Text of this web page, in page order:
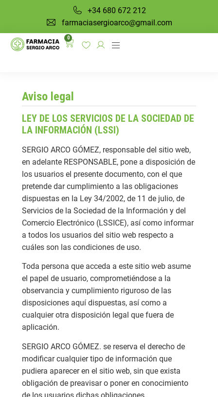
+34 680 672 212
farmaciasergioarco@gmail.com
0
Aviso legal
LEY DE LOS SERVICIOS DE LA SOCIEDAD DE
LA INFORMACIÓN (LSSI)
SERGIO ARCO GÓMEZ, responsable del sitio web,
en adelante RESPONSABLE, pone a disposición de
los usuarios el presente documento, con el que
pretende dar cumplimiento a las obligaciones
dispuestas en la Ley 34/2002, de 11 de julio, de
Servicios de la Sociedad de la Información y del
Comercio Electrónico (LSSICE), así como informar
a todos los usuarios del sitio web respecto a
cuáles son las condiciones de uso.
Toda persona que acceda a este sitio web asume
el papel de usuario, comprometiéndose a la
observancia y cumplimiento riguroso de las
disposiciones aquí dispuestas, así como a
cualquier otra disposición legal que fuera de
aplicación.
SERGIO ARCO GÓMEZ. se reserva el derecho de
modificar cualquier tipo de información que
pudiera aparecer en el sitio web, sin que exista
obligación de preavisar o poner en conocimiento
de los usuarios dichas obligaciones,